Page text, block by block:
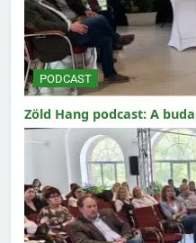
PODCAST
Zöld Hang podcast: A